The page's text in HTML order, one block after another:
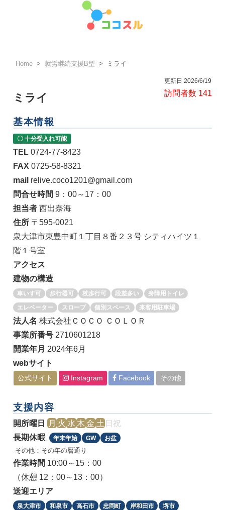
Home 就労継続支援B型 ミライ
ミライ
更新日 2026/6/19
訪問者数 141
基本情報
〇 十分受入れ可能
TEL 0724-77-8423
FAX 0725-58-8321
mail relive.coco1201@gmail.com
問合せ時間 9：00～17：00
担当者 西出奈海
住所 〒595-0021
泉大津市東豊中町１丁目８番２３号 シティハイツ１
階１号室
アクセス
建物の構造
車いす可 歩行器可 杖歩行可 段差多い
身障用トイレ
エレベーター
スロープ 個別スペース 来客用駐車場
法人名 株式会社ＣＯＣＯ ＣＯＬＯＲ
事業所番号 2710601218
開業年月 2024年6月
webサイト
公式サイト Instagram Facebook その他
支援内容
開所曜日 月 火 水 木 金 土 日祝
長期休暇
年末年始 GW お盆
その他：その年の暦通り
作業時間 10:00～15：00
（休憩 12：00～13：00）
送迎エリア
泉大津市 和泉市 高石市 忠岡町 岸和田市 堺市